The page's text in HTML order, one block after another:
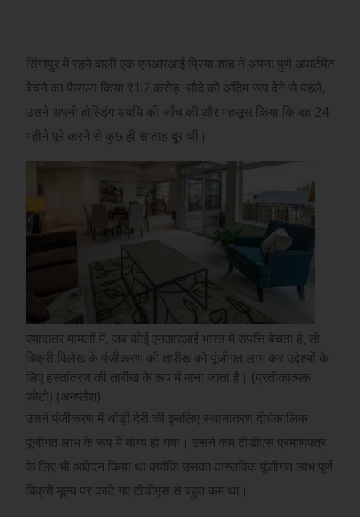
सिंगापुर में रहने वाली एक एनआरआई प्रिया शाह ने अपना पुणे अपार्टमेंट
बेचने का फैसला किया ₹1.2 करोड़. सौदे को अंतिम रूप देने से पहले,
उसने अपनी होल्डिंग अवधि की जाँच की और महसूस किया कि वह 24
महीने पूरे करने से कुछ ही सप्ताह दूर थी।
ज्यादातर मामलों में, जब कोई एनआरआई भारत में संपत्ति बेचता है, तो
बिक्री विलेख के पंजीकरण की तारीख को पूंजीगत लाभ कर उद्देश्यों के
लिए हस्तांतरण की तारीख के रूप में माना जाता है। (प्रतीकात्मक
फोटो) (अनप्लैश)
उसने पंजीकरण में थोड़ी देरी की इसलिए स्थानांतरण दीर्घकालिक
पूंजीगत लाभ के रूप में योग्य हो गया। उसने कम टीडीएस प्रमाणपत्र
के लिए भी आवेदन किया था क्योंकि उसका वास्तविक पूंजीगत लाभ पूर्ण
बिक्री मूल्य पर काटे गए टीडीएस से बहुत कम था।